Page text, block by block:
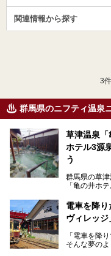
関連情報から探す
3
群馬県のニフティ温泉
草津温泉「
ホテル3源
う
群馬県の草
「亀の井ホ
ロビーや客
ッフェも人
温泉にある
今回はそん
電車を降
ヴィレッジ
「電車を降
そんな夢の